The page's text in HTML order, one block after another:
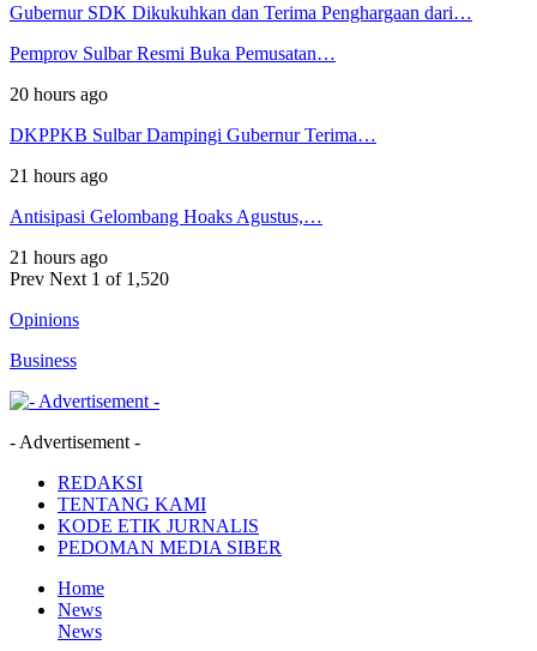
Gubernur SDK Dikukuhkan dan Terima Penghargaan dari…
Pemprov Sulbar Resmi Buka Pemusatan…
20 hours ago
DKPPKB Sulbar Dampingi Gubernur Terima…
21 hours ago
Antisipasi Gelombang Hoaks Agustus,…
21 hours ago
Prev Next 1 of 1,520
Opinions
Business
- Advertisement -
REDAKSI
TENTANG KAMI
KODE ETIK JURNALIS
PEDOMAN MEDIA SIBER
Home
News
News